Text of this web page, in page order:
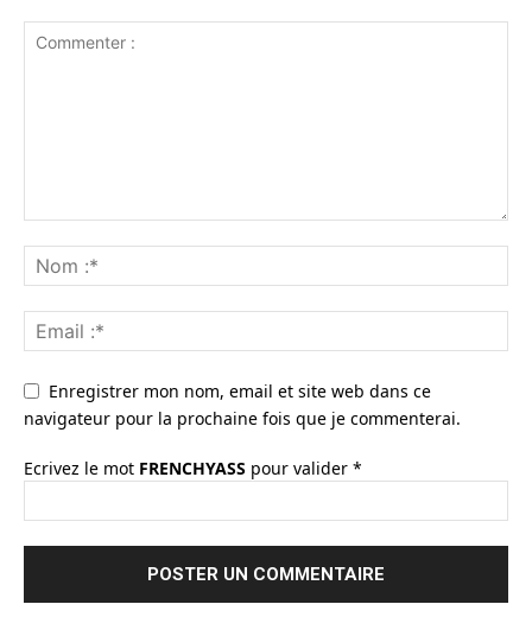
Enregistrer mon nom, email et site web dans ce
navigateur pour la prochaine fois que je commenterai.
Ecrivez le mot FRENCHYASS pour valider *